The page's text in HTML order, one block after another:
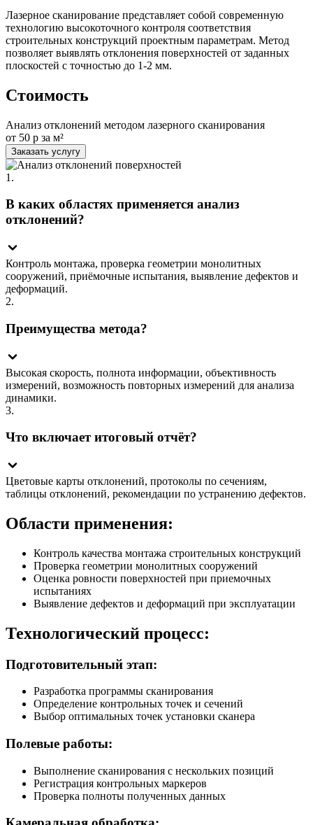
Лазерное сканирование представляет собой современную
технологию высокоточного контроля соответствия
строительных конструкций проектным параметрам. Метод
позволяет выявлять отклонения поверхностей от заданных
плоскостей с точностью до 1-2 мм.
Стоимость
Анализ отклонений методом лазерного сканирования
от 50 р за м²
Заказать услугу
1.
В каких областях применяется анализ
отклонений?
Контроль монтажа, проверка геометрии монолитных
сооружений, приёмочные испытания, выявление дефектов и
деформаций.
2.
Преимущества метода?
Высокая скорость, полнота информации, объективность
измерений, возможность повторных измерений для анализа
динамики.
3.
Что включает итоговый отчёт?
Цветовые карты отклонений, протоколы по сечениям,
таблицы отклонений, рекомендации по устранению дефектов.
Области применения:
Контроль качества монтажа строительных конструкций
Проверка геометрии монолитных сооружений
Оценка ровности поверхностей при приемочных
испытаниях
Выявление дефектов и деформаций при эксплуатации
Технологический процесс:
Подготовительный этап:
Разработка программы сканирования
Определение контрольных точек и сечений
Выбор оптимальных точек установки сканера
Полевые работы:
Выполнение сканирования с нескольких позиций
Регистрация контрольных маркеров
Проверка полноты полученных данных